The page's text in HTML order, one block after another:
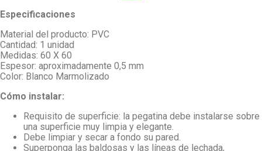
Especificaciones
Material del producto: PVC
Cantidad: 1 unidad
Medidas: 60 X 60
Espesor: aproximadamente 0,5 mm
Color: Blanco Marmolizado
Cómo instalar:
Requisito de superficie: la pegatina debe instalarse sobre
una superficie muy limpia y elegante.
Debe limpiar y secar a fondo su pared.
Superponga las baldosas y las líneas de lechada,